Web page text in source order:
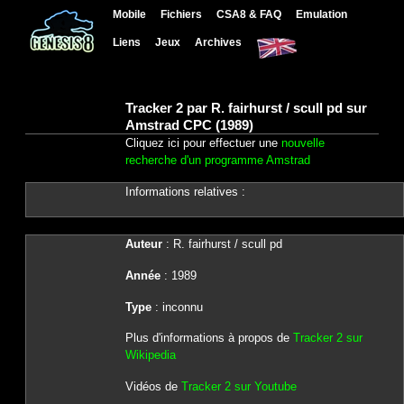
Mobile Fichiers CSA8 & FAQ Emulation
Liens Jeux Archives
Tracker 2 par R. fairhurst / scull pd sur
Amstrad CPC (1989)
Cliquez ici pour effectuer une nouvelle
recherche d'un programme Amstrad
Informations relatives :
Auteur: R. fairhurst / scull pd
Année: 1989
Type: inconnu
Plus d'informations à propos de Tracker 2 sur
Wikipedia
Vidéos de Tracker 2 sur Youtube